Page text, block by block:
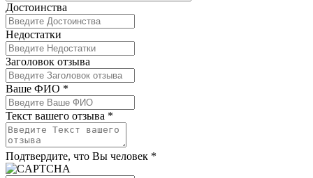
Достоинства
Недостатки
Заголовок отзыва
Ваше ФИО *
Текст вашего отзыва *
Подтвердите, что Вы человек *